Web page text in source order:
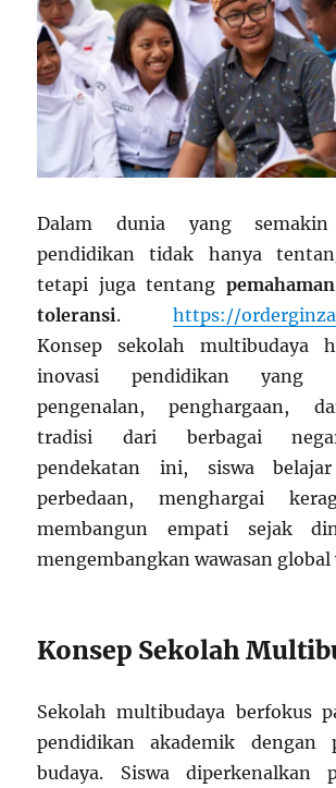
Dalam dunia yang semakin
pendidikan tidak hanya
tetapi juga tentang
toleransi. https://
Konsep sekolah multibudaya
inovasi pendidikan yang
pengenalan, penghargaan,
tradisi dari berbagai
pendekatan ini, siswa
perbedaan, menghargai
membangun empati sejak
mengembangkan wawasan global
Konsep Sekolah
Sekolah multibudaya berfokus
pendidikan akademik dengan
budaya. Siswa diperkenalkan